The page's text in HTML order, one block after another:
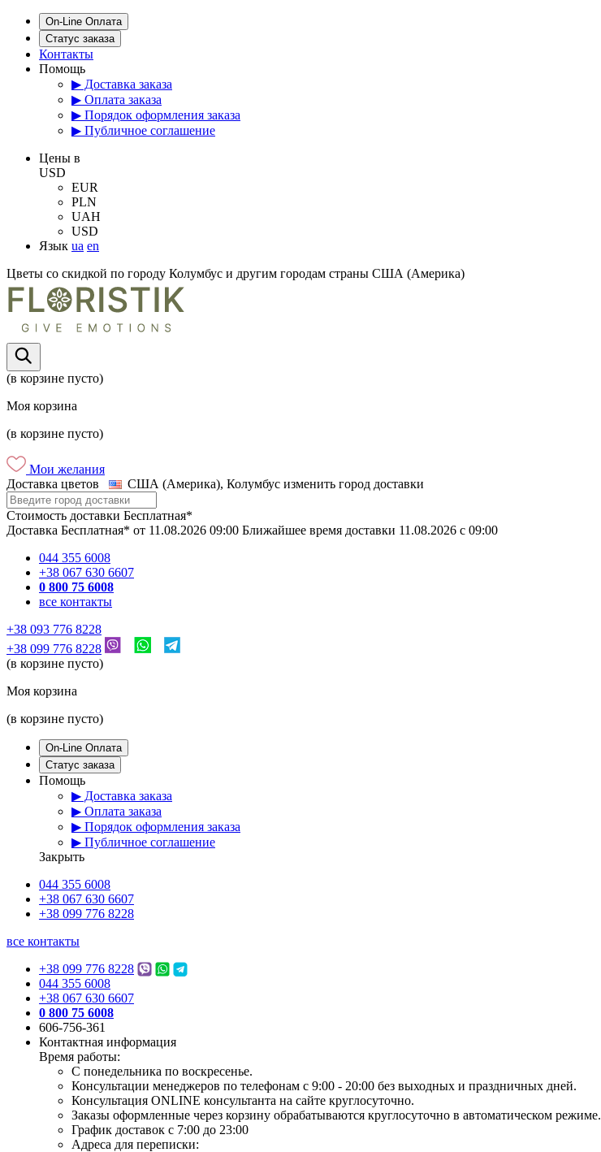
On-Line Оплата
Статус заказа
Контакты
Помощь
▶ Доставка заказа
▶ Оплата заказа
▶ Порядок оформления заказа
▶ Публичное соглашение
Цены в
USD
EUR
PLN
UAH
USD
Язык ua en
Цветы со скидкой по городу Колумбус и другим городам страны США (Америка)
(в корзине пусто)
Моя корзина
(в корзине пусто)
Мои желания
Доставка цветов
США (Америка), Колумбус изменить город доставки
Стоимость доставки Бесплатная*
Доставка Бесплатная* от 11.08.2026 09:00 Ближайшее время доставки 11.08.2026 c 09:00
044 355 6008
+38 067 630 6607
0 800 75 6008
все контакты
+38 093 776 8228
+38 099 776 8228
(в корзине пусто)
Моя корзина
(в корзине пусто)
On-Line Оплата
Статус заказа
Помощь
▶ Доставка заказа
▶ Оплата заказа
▶ Порядок оформления заказа
▶ Публичное соглашение
Закрыть
044 355 6008
+38 067 630 6607
+38 099 776 8228
все контакты
+38 099 776 8228
044 355 6008
+38 067 630 6607
0 800 75 6008
606-756-361
Контактная информация
Время работы:
С понедельника по воскресенье.
Консультации менеджеров по телефонам с 9:00 - 20:00 без выходных и праздничных дней.
Консультация ONLINE консультанта на сайте круглосуточно.
Заказы оформленные через корзину обрабатываются круглосуточно в автоматическом режиме.
График доставок с 7:00 до 23:00
Адреса для переписки: